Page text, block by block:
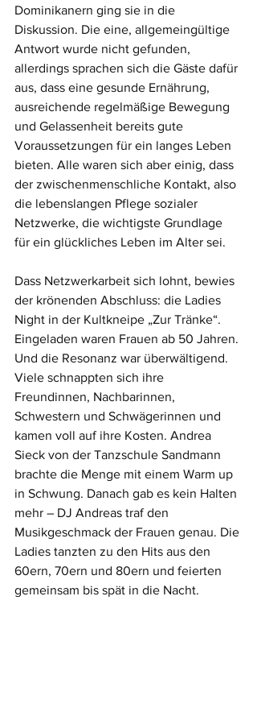
Dominikanern ging sie in die
Diskussion. Die eine, allgemeingültige
Antwort wurde nicht gefunden,
allerdings sprachen sich die Gäste dafür
aus, dass eine gesunde Ernährung,
ausreichende regelmäßige Bewegung
und Gelassenheit bereits gute
Voraussetzungen für ein langes Leben
bieten. Alle waren sich aber einig, dass
der zwischenmenschliche Kontakt, also
die lebenslangen Pflege sozialer
Netzwerke, die wichtigste Grundlage
für ein glückliches Leben im Alter sei.
Dass Netzwerkarbeit sich lohnt, bewies
der krönenden Abschluss: die Ladies
Night in der Kultkneipe „Zur Tränke“.
Eingeladen waren Frauen ab 50 Jahren.
Und die Resonanz war überwältigend.
Viele schnappten sich ihre
Freundinnen, Nachbarinnen,
Schwestern und Schwägerinnen und
kamen voll auf ihre Kosten. Andrea
Sieck von der Tanzschule Sandmann
brachte die Menge mit einem Warm up
in Schwung. Danach gab es kein Halten
mehr – DJ Andreas traf den
Musikgeschmack der Frauen genau. Die
Ladies tanzten zu den Hits aus den
60ern, 70ern und 80ern und feierten
gemeinsam bis spät in die Nacht.